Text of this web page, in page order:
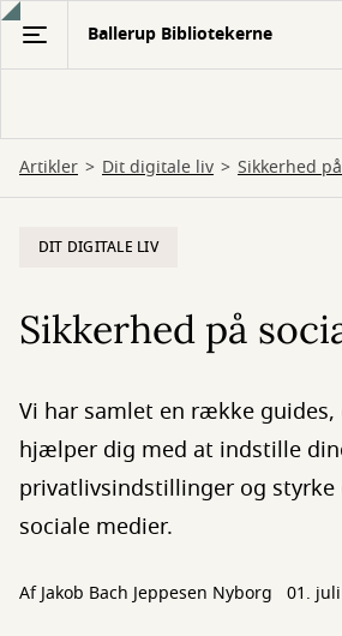
Gå
hovedindhold
Ballerup Bibliotekerne
Artikler Dit digitale liv Sikkerhed
DIT DIGITALE LIV
Sikkerhed på
Vi har samlet en række
hjælper dig med at indstille
privatlivsindstillinger og styrke
sociale medier.
AfJakob Bach Jeppesen Nyborg 01.